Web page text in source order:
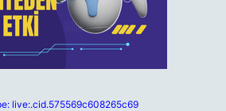
live:.cid.575569c608265c69